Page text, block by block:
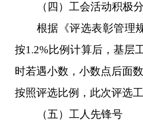
（四）工会活动积极
根据《评选表彰管理
按1.2%比例计算后，基层
时若遇小数，小数点后面
按照评选比例，此次评选
（五）工人先锋号